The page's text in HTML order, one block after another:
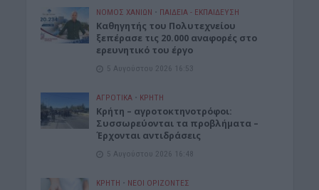
ΝΟΜΌΣ ΧΑΝΊΩΝ • ΠΑΙΔΕΙΑ - ΕΚΠΑΙΔΕΥΣΗ
Καθηγητής του Πολυτεχνείου
ξεπέρασε τις 20.000 αναφορές στο
ερευνητικό του έργο
5 Αυγούστου 2026 16:53
ΑΓΡΟΤΙΚΑ • ΚΡΗΤΗ
Κρήτη – αγροτοκτηνοτρόφοι:
Συσσωρεύονται τα προβλήματα –
Έρχονται αντιδράσεις
5 Αυγούστου 2026 16:48
ΚΡΗΤΗ • ΝΕΟΙ ΟΡΙΖΟΝΤΕΣ